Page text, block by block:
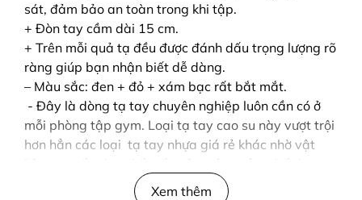
sát, đảm bảo an toàn trong khi tập.
+ Đòn tay cầm dài 15 cm.
+ Trên mỗi quả tạ đều được đánh dấu trọng lượng rõ
ràng giúp bạn nhận biết dễ dàng.
– Màu sắc: đen + đỏ + xám bạc rất bắt mắt.
- Đây là dòng tạ tay chuyên nghiệp luôn cần có ở
mỗi phòng tập gym. Loại tạ tay cao su này vượt trội
hơn hẳn các loại tạ tay nhựa giá rẻ khác nhờ vật
liệu cao cấp được kết cấu nên, nâng tầm chất lượng
về độ bền và sự an toàn của sản phẩm.
Xem thêm